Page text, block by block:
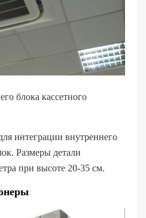
блока кассетного
интеграции внутреннего
Размеры детали
при высоте 20-35 см.